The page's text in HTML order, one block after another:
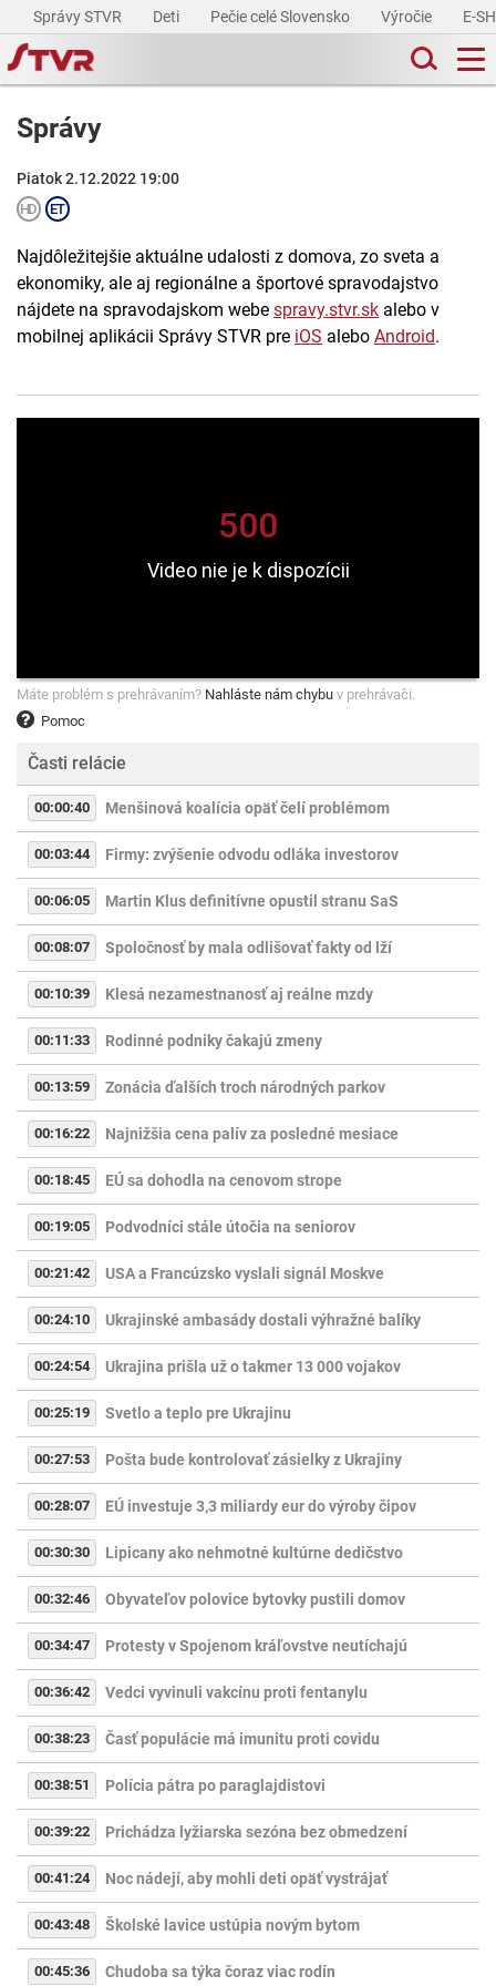
Správy STVR Deti Pečie celé Slovensko Výročie E-
Správy
Piatok 2.12.2022 19:00
Najdôležitejšie aktuálne udalosti z domova, zo sveta a
ekonomiky, ale aj regionálne a športové spravodajstvo
nájdete na spravodajskom webe spravy.stvr.sk alebo v
mobilnej aplikácii Správy STVR pre iOS alebo Android.
Pomoc
Máte problém s prehrávaním? Nahláste nám chybu v prehrávači.
Časti relácie
00:00:40 Menšinová koalícia opäť čelí problémom
00:03:44 Firmy: zvýšenie odvodu odláka investorov
00:06:05 Martin Klus definitívne opustil stranu SaS
00:08:07 Spoločnosť by mala odlišovať fakty od lží
00:10:39 Klesá nezamestnanosť aj reálne mzdy
00:11:33 Rodinné podniky čakajú zmeny
00:13:59 Zonácia ďalších troch národných parkov
00:16:22 Najnižšia cena palív za posledné mesiace
00:18:45 EÚ sa dohodla na cenovom strope
00:19:05 Podvodníci stále útočia na seniorov
00:21:42 USA a Francúzsko vyslali signál Moskve
00:24:10 Ukrajinské ambasády dostali výhražné balíky
00:24:54 Ukrajina prišla už o takmer 13 000 vojakov
00:25:19 Svetlo a teplo pre Ukrajinu
00:27:53 Pošta bude kontrolovať zásielky z Ukrajiny
00:28:07 EÚ investuje 3,3 miliardy eur do výroby čipov
00:30:30 Lipicany ako nehmotné kultúrne dedičstvo
00:32:46 Obyvateľov polovice bytovky pustili domov
00:34:47 Protesty v Spojenom kráľovstve neutíchajú
00:36:42 Vedci vyvinuli vakcínu proti fentanylu
00:38:23 Časť populácie má imunitu proti covidu
00:38:51 Polícia pátra po paraglajdistovi
00:39:22 Prichádza lyžiarska sezóna bez obmedzení
00:41:24 Noc nádejí, aby mohli deti opäť vystrájať
00:43:48 Školské lavice ustúpia novým bytom
00:45:36 Chudoba sa týka čoraz viac rodín